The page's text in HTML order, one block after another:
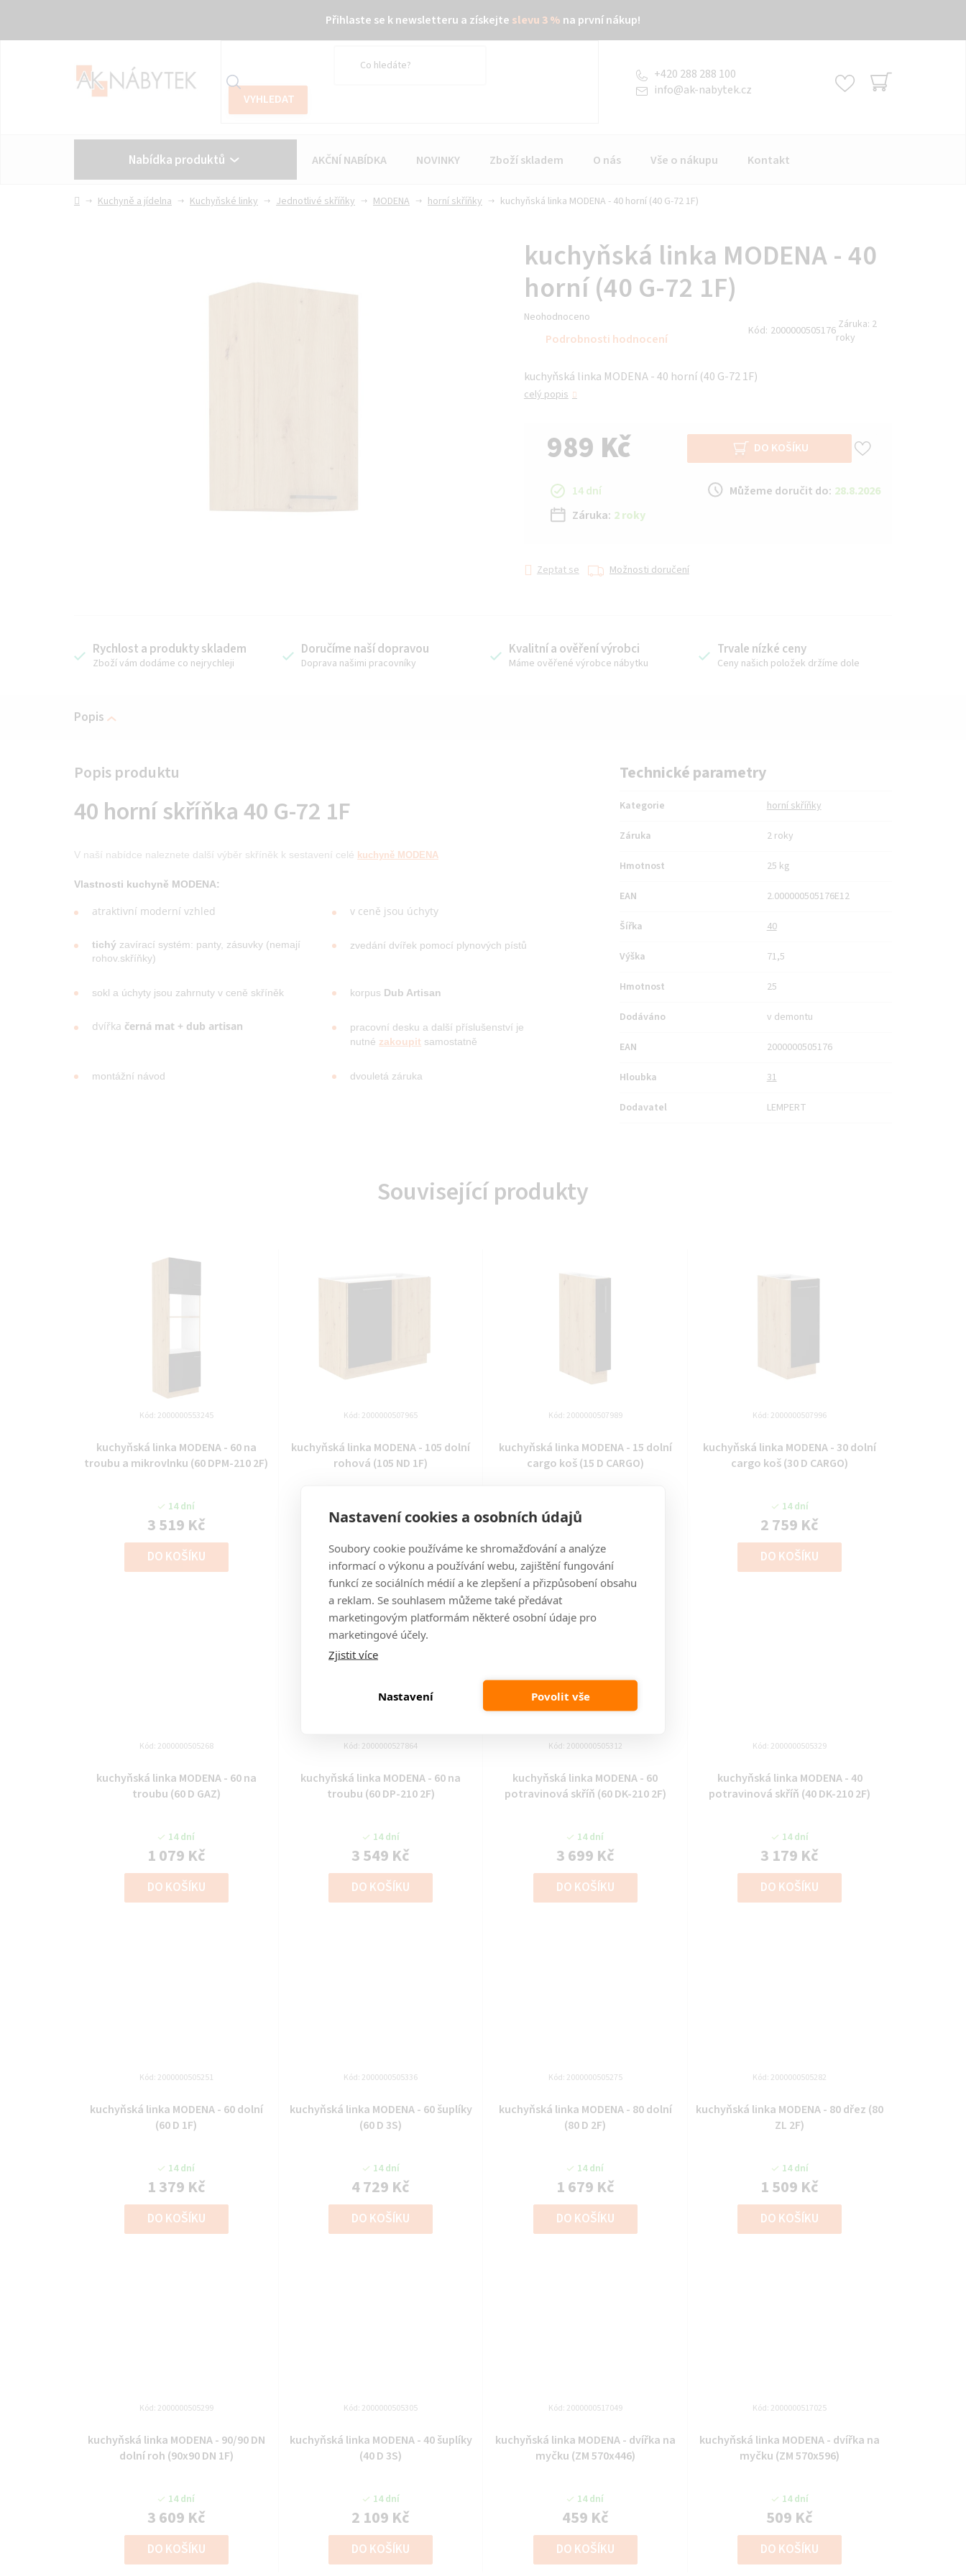
Nastavení cookies a osobních údajů
Soubory cookie používáme ke shromažďování a analýze
informací o výkonu a používání webu, zajištění fungování
funkcí ze sociálních médií a ke zlepšení a přizpůsobení obsahu
a reklam. Se souhlasem můžeme také předávat
marketingovým platformám některé osobní údaje pro
marketingové účely.
Zjistit více
Nastavení Povolit vše
Přihlaste se k newsletteru a získejte slevu 3 % na první nákup!
info@ak-nabytek.cz
+420 288 288 100
Nabídka produktů AKČNÍ NABÍDKA NOVINKY Zboží skladem O nás Vše o nákupu Kontakt
Vše o nákupu Kontakt
DomůKuchyně a jídelna Kuchyňské linky Jednotlivé skříňky MODENA horní skříňky kuchyňská linka MODENA - 40 horní (40 G-72 1F)
kuchyňská linka MODENA - 40
horní (40 G-72 1F)
Průměrné
hodnocení
produktu
0,0
z 5
Neohodnoceno
Podrobnosti hodnocení
Kód: 2000000505176 Záruka: 2
roky
kuchyňská linka MODENA - 40 horní (40 G-72 1F)
celý popis
989 Kč DO KOŠÍKU
14 dní Můžeme doručit do: 28.8.2026
Záruka: 2 roky
Zeptat se Možnosti doručení
Rychlost a produkty skladem
Zboží vám dodáme co nejrychleji
Doručíme naší dopravou
Doprava našimi pracovníky
Kvalitní a ověření výrobci
Máme ověřené výrobce nábytku
Trvale nízké ceny
Ceny našich položek držíme dole
Popis
40 horní skříňka 40 G-72 1F
V naší nabídce naleznete další výběr skříněk k sestavení celé kuchyně MODENA
Vlastnosti kuchyně MODENA:
atraktivní moderní vzhled v ceně jsou úchyty
tichý zavírací systém: panty, zásuvky (nemají
rohov.skříňky)
zvedání dvířek pomocí plynových pístů
sokl a úchyty jsou zahrnuty v ceně skříněk korpus Dub Artisan
dvířka černá mat + dub artisan
pracovní desku a další příslušenství je
nutné zakoupit samostatně
montážní návod dvouletá záruka
Technické parametry
Kategorie horní skříňky
Záruka 2 roky
Hmotnost 25 kg
EAN 2.000000505176E12
Šířka 40
Výška 71,5
Hmotnost 25
Dodáváno v demontu
EAN 2000000505176
Hloubka 31
Dodavatel LEMPERT
Související produkty
kuchyňská linka MODENA - 60 na
troubu a mikrovlnku (60 DPM-210 2F)
14 dní
3 519 Kč
DO KOŠÍKU
Kód: 2000000553245
kuchyňská linka MODENA - 105 dolní
rohová (105 ND 1F)
2 469 Kč
DO KOŠÍKU
Kód: 2000000507965
kuchyňská linka MODENA - 15 dolní
cargo koš (15 D CARGO)
2 359 Kč
DO KOŠÍKU
Kód: 2000000507989
kuchyňská linka MODENA - 30 dolní
cargo koš (30 D CARGO)
14 dní
2 759 Kč
DO KOŠÍKU
Kód: 2000000507996
kuchyňská linka MODENA - 60 na
troubu (60 D GAZ)
14 dní
1 079 Kč
DO KOŠÍKU
Kód: 2000000505268
kuchyňská linka MODENA - 60 na
troubu (60 DP-210 2F)
14 dní
3 549 Kč
DO KOŠÍKU
Kód: 2000000527864
kuchyňská linka MODENA - 60
potravinová skříň (60 DK-210 2F)
14 dní
3 699 Kč
DO KOŠÍKU
Kód: 2000000505312
kuchyňská linka MODENA - 40
potravinová skříň (40 DK-210 2F)
14 dní
3 179 Kč
DO KOŠÍKU
Kód: 2000000505329
kuchyňská linka MODENA - 60 dolní
(60 D 1F)
14 dní
1 379 Kč
DO KOŠÍKU
Kód: 2000000505251
kuchyňská linka MODENA - 60 šuplíky
(60 D 3S)
14 dní
4 729 Kč
DO KOŠÍKU
Kód: 2000000505336
kuchyňská linka MODENA - 80 dolní
(80 D 2F)
14 dní
1 679 Kč
DO KOŠÍKU
Kód: 2000000505275
kuchyňská linka MODENA - 80 dřez (80
ZL 2F)
14 dní
1 509 Kč
DO KOŠÍKU
Kód: 2000000505282
kuchyňská linka MODENA - 90/90 DN
dolní roh (90x90 DN 1F)
14 dní
3 609 Kč
DO KOŠÍKU
Kód: 2000000505299
kuchyňská linka MODENA - 40 šuplíky
(40 D 3S)
14 dní
2 109 Kč
DO KOŠÍKU
Kód: 2000000505305
kuchyňská linka MODENA - dvířka na
myčku (ZM 570x446)
14 dní
459 Kč
DO KOŠÍKU
Kód: 2000000517049
kuchyňská linka MODENA - dvířka na
myčku (ZM 570x596)
14 dní
509 Kč
DO KOŠÍKU
Kód: 2000000517025